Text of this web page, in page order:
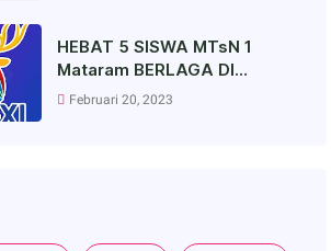
HEBAT 5 SISWA MTsN 1
Mataram BERLAGA DI
PORPROV NTB
Februari 20, 2023